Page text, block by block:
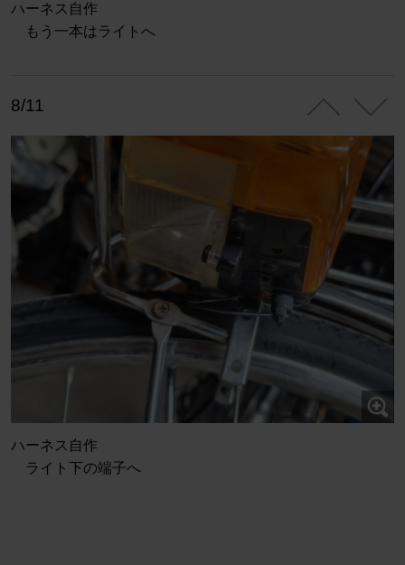
ハーネス自作
もう一本はライトへ
8/11
ハーネス自作
ライト下の端子へ